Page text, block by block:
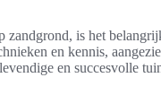
zandgrond, is het
en kennis,
en succesvolle